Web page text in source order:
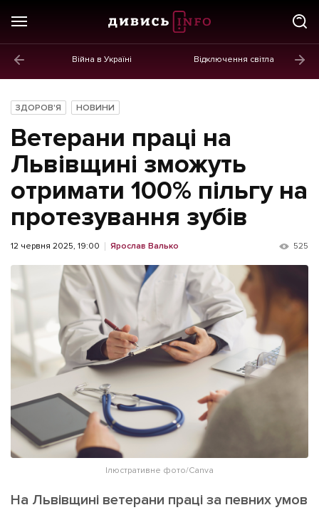
Війна в Україні Відключення світла
Новини
Політика
Економіка
Бізнес
Життя
Культура
Афіша
Інтерв'ю
Картки
Репортаж
Розслідування
Погляди
Прес-релізи
Фото/Відео
Made in Lviv
ЗДОРОВ'Я НОВИНИ
Ветерани праці на
Львівщині зможуть
отримати 100% пільгу на
протезування зубів
12 червня 2025, 19:00 Ярослав Валько 525
Ілюстративне фото/Сanva
На Львівщині ветерани праці за певних умов